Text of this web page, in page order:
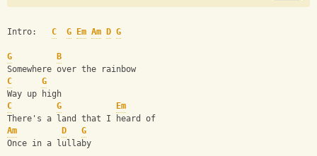
Intro: C G Em Am D G
G
B
Somewhere over the rainbow
C
G
Way up high
C
G
Em
There's a land that I heard of
Am
D
G
Once in a lullaby